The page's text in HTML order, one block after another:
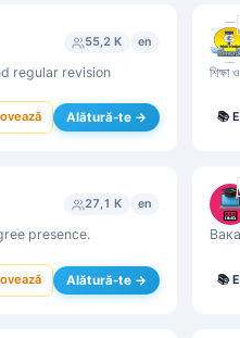
55,2 K en
regular revision
Alătură-te →
শিক্ষা
📚
27,1 K en
presence.
Alătură-te → 📚